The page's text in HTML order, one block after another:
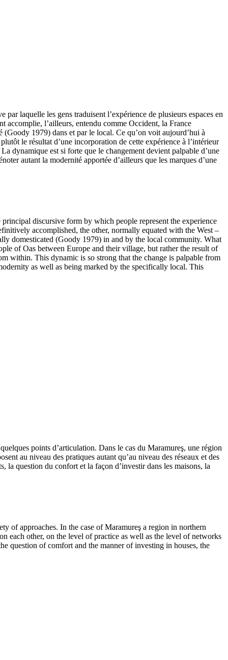
laquelle les gens traduisent l’expérience de plusieurs espaces en
accomplie, l’ailleurs, entendu comme Occident, la France
(Goody 1979) dans et par le local. Ce qu’on voit aujourd’hui à
le résultat d’une incorporation de cette expérience à l’intérieur
dynamique est si forte que le changement devient palpable d’une
autant la modernité apportée d’ailleurs que les marques d’une
principal discursive form by which people represent the experience
accomplished, the other, normally equated with the West –
domesticated (Goody 1979) in and by the local community. What
of Oas between Europe and their village, but rather the result of
within. This dynamic is so strong that the change is palpable from
as well as being marked by the specifically local. This
points d’articulation. Dans le cas du Maramureş, une région
au niveau des pratiques autant qu’au niveau des réseaux et des
la question du confort et la façon d’investir dans les maisons, la
approaches. In the case of Maramureş a region in northern
each other, on the level of practice as well as the level of networks
question of comfort and the manner of investing in houses, the